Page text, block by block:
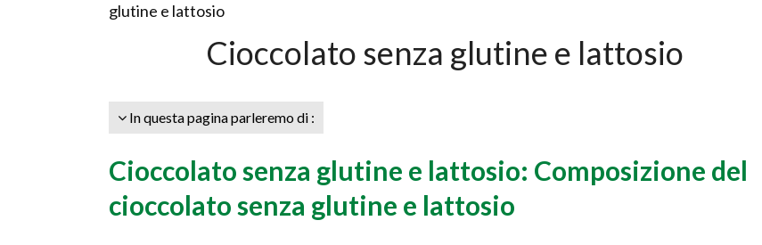
glutine e lattosio
Cioccolato senza glutine e lattosio
In questa pagina parleremo di :
Cioccolato senza glutine e lattosio: Composizione del
cioccolato senza glutine e lattosio